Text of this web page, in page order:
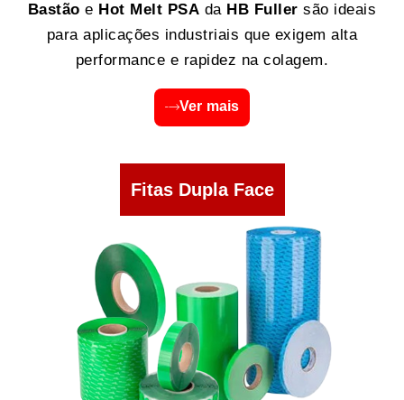
Bastão e Hot Melt PSA da HB Fuller são ideais
para aplicações industriais que exigem alta
performance e rapidez na colagem.
Ver mais
Fitas Dupla Face